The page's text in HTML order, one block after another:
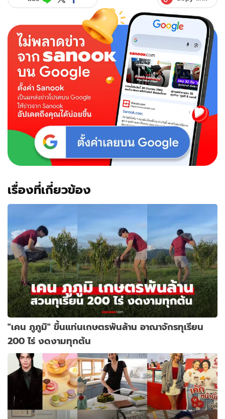
เปิด
คบ
เอ
เธอ
หวาน
หนัก
มาก
เรื่องที่เกี่ยวข้อง
"เคน ภูภูมิ" ขึ้นแท่นเกษตรพันล้าน อาณาจักรทุเรียน
200 ไร่ งดงามทุกต้น